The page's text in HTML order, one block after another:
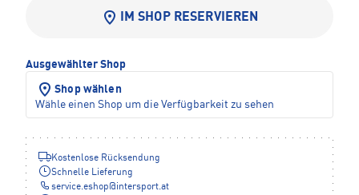
IM SHOP RESERVIEREN
Ausgewählter Shop
Shop wählen
Wähle einen Shop um die Verfügbarkeit zu sehen
Kostenlose Rücksendung
Schnelle Lieferung
service.eshop@intersport.at